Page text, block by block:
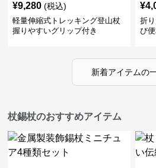
¥9,280 (税込)
軽量伸縮式トレッキング登山杖
握りやすいグリップ付き
¥
折
び
新着アイテムの
杖錫杖のおすすめアイテム